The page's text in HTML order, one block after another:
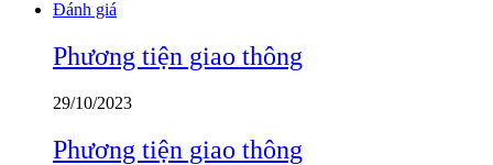
Đánh giá
Phương tiện giao thông
29/10/2023
Phương tiện giao thông